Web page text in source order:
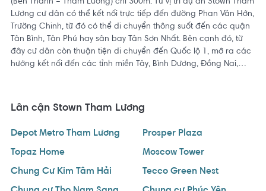
lộ 1, mở ra các hướng kết nối đến các tỉnh miền Tây, Bình
Dương, Đồng Nai,…
Vị trí dự án Stown Tham Lương còn tạo điều kiện cho cư dân dễ
dàng di chuyển đến các tiện ích ngoại khu nổi bật như
Tiện ích ngoại khu dự án Stown Tham Lương Quận 12
Lương cư dân có thể kết nối trực tiếp đến đường Phan Văn Hớn,
Trường Chinh, từ đó có thể di chuyển thông suốt đến các quận
Tân Bình, Tân Phú hay sân bay Tân Sơn Nhất. Bên cạnh đó, từ
đây cư dân còn thuận tiện di chuyển đến Quốc lộ 1, mở ra các
hướng kết nối đến các tỉnh miền Tây, Bình Dương, Đồng Nai,…
Lân cận Stown Tham Lương
Depot Metro Tham Lương
Prosper Plaza
Topaz Home
Moscow Tower
Chung Cư Kim Tâm Hải
Tecco Green Nest